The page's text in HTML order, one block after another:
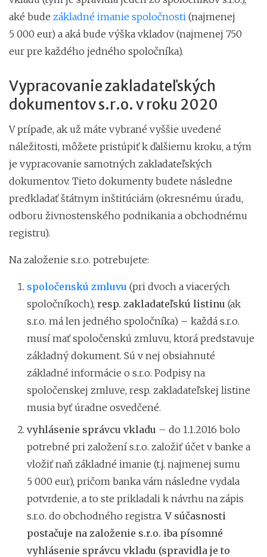
aké bude základné imanie spoločnosti (najmenej
5 000 eur) a aká bude výška vkladov (najmenej 750
eur pre každého jedného spoločníka).
Vypracovanie zakladateľských
dokumentov s.r.o. v roku 2020
V prípade, ak už máte vybrané vyššie uvedené
náležitosti, môžete pristúpiť k ďalšiemu kroku, a tým
je vypracovanie samotných zakladateľských
dokumentov. Tieto dokumenty budete následne
predkladať štátnym inštitúciám (okresnému úradu,
odboru živnostenského podnikania a obchodnému
registru).
Na založenie s.r.o. potrebujete:
spoločenskú zmluvu (pri dvoch a viacerých
spoločníkoch), resp. zakladateľskú listinu (ak
s.r.o. má len jedného spoločníka) – každá s.r.o.
musí mať spoločenskú zmluvu, ktorá predstavuje
základný dokument. Sú v nej obsiahnuté
základné informácie o s.r.o. Podpisy na
spoločenskej zmluve, resp. zakladateľskej listine
musia byť úradne osvedčené.
vyhlásenie správcu vkladu – do 1.1.2016 bolo
potrebné pri založení s.r.o. založiť účet v banke a
vložiť naň základné imanie (t.j. najmenej sumu
5 000 eur), pričom banka vám následne vydala
potvrdenie, a to ste prikladali k návrhu na zápis
s.r.o. do obchodného registra.V súčasnosti
postačuje na založenie s.r.o. iba písomné
vyhlásenie správcu vkladu (spravidla je to